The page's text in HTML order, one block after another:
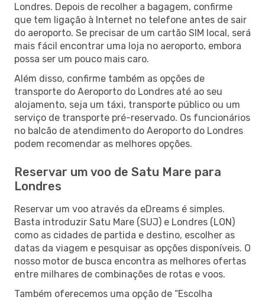
Londres. Depois de recolher a bagagem, confirme
que tem ligação à Internet no telefone antes de sair
do aeroporto. Se precisar de um cartão SIM local, será
mais fácil encontrar uma loja no aeroporto, embora
possa ser um pouco mais caro.
Além disso, confirme também as opções de
transporte do Aeroporto do Londres até ao seu
alojamento, seja um táxi, transporte público ou um
serviço de transporte pré-reservado. Os funcionários
no balcão de atendimento do Aeroporto do Londres
podem recomendar as melhores opções.
Reservar um voo de Satu Mare para
Londres
Reservar um voo através da eDreams é simples.
Basta introduzir Satu Mare (SUJ) e Londres (LON)
como as cidades de partida e destino, escolher as
datas da viagem e pesquisar as opções disponíveis. O
nosso motor de busca encontra as melhores ofertas
entre milhares de combinações de rotas e voos.
Também oferecemos uma opção de “Escolha